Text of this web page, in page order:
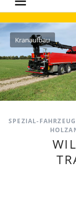
Kranaufbau
SPEZIAL-